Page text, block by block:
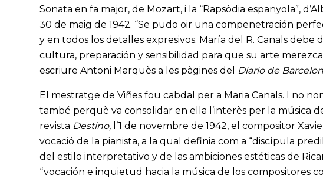
Sonata en fa major, de Mozart, i la “Rapsòdia espanyola”,
30 de maig de 1942. “Se pudo oir una compenetración
y en todos los detalles expresivos. María del R. Canals debe
cultura, preparación y sensibilidad para que su arte
escriure Antoni Marquès a les pàgines del Diario de
El mestratge de Viñes fou cabdal per a Maria Canals. I no
també perquè va consolidar en ella l’interès per la música
revista Destino, l’1 de novembre de 1942, el compositor
vocació de la pianista, a la qual definia com a “discípula
del estilo interpretativo y de las ambiciones estéticas de
“vocación e inquietud hacia la música de los compositores